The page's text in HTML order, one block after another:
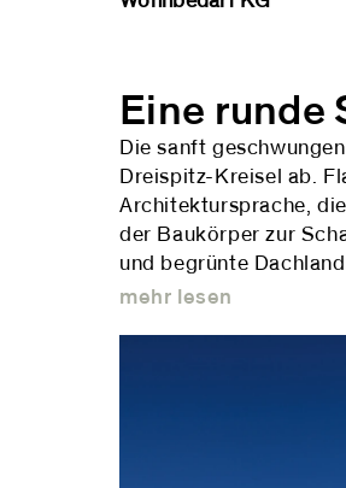
Eine runde
Die sanft
Dreispitz-Kreisel ab.
Architektursprache,
der Baukörper zur
und begrünte
mehr lesen